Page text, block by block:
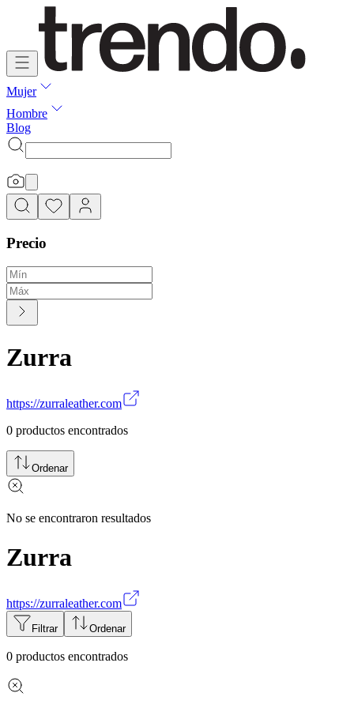
Mujer
Hombre
Blog
Precio
Zurra
https://zurraleather.com
0 productos encontrados
Ordenar
No se encontraron resultados
Zurra
https://zurraleather.com
Filtrar Ordenar
0 productos encontrados